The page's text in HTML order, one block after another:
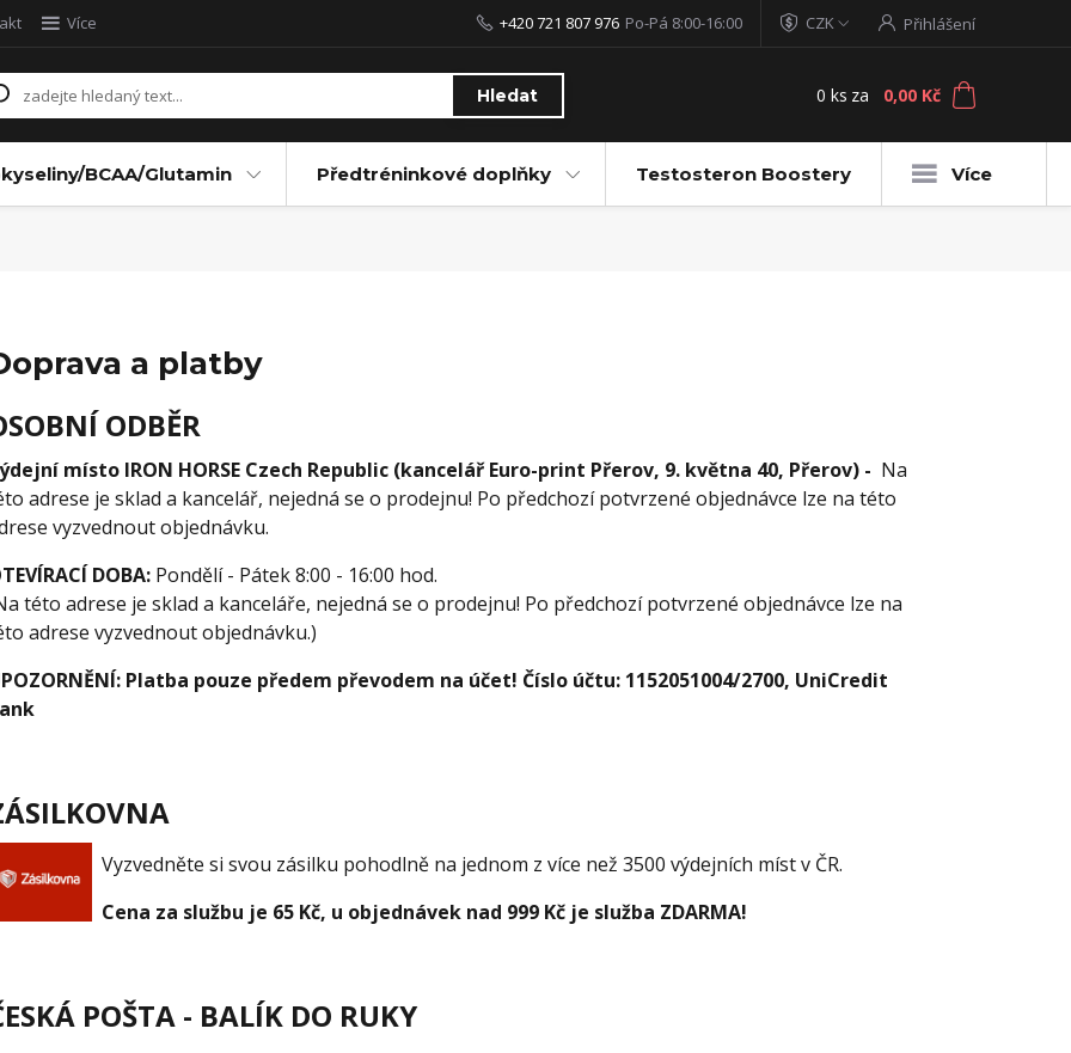
Více CZK Přihlášení
Hledat
+420 721 807 976 Po-Pá 8:00-16:00
0 ks za 0,00 Kč
BCAA/Glutamin Předtréninkové doplňky Testosteron Boostery Více
a platby
ODBĚR
místo IRON HORSE Czech Republic (kancelář Euro-print Přerov, 9. května 40, Přerov) - Na
adrese je sklad a kancelář, nejedná se o prodejnu! Po předchozí potvrzené objednávce lze na této
vyzvednout objednávku.
DOBA: Pondělí - Pátek 8:00 - 16:00 hod.
této adrese je sklad a kanceláře, nejedná se o prodejnu! Po předchozí potvrzené objednávce lze na
adrese vyzvednout objednávku.)
Platba pouze předem převodem na účet! Číslo účtu: 1152051004/2700, UniCredit
Vyzvedněte si svou zásilku pohodlně na jednom z více než 3500 výdejních míst v ČR.
Cena za službu je 65 Kč, u objednávek nad 999 Kč je služba ZDARMA!
POŠTA - BALÍK DO RUKY